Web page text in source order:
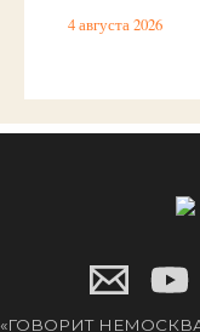
4 августа 2026
«ГОВОРИТ НЕМОСКВА»